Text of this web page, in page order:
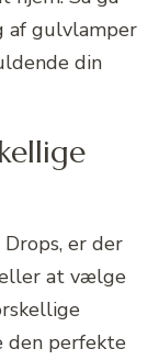
af gulvlamper
din
er der
at vælge
den perfekte